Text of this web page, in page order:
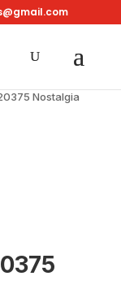
Nostalgia